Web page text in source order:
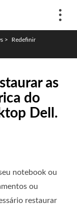
>
Redefinir
as
do
Dell.
notebook ou
ou
restaurar